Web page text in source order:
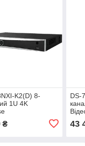
K2(D) 8-
1U 4K
Hikvision
₴
DS-
43